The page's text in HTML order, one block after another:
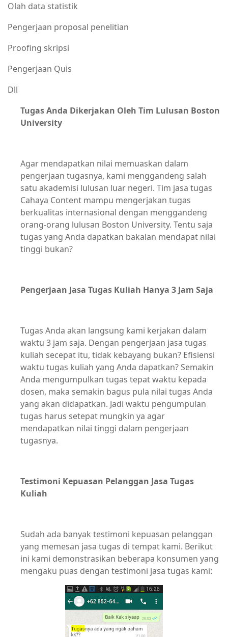
Olah data statistik
Pengerjaan proposal penelitian
Proofing skripsi
Pengerjaan Quis
Dll
Tugas Anda Dikerjakan Oleh Tim Lulusan Boston
University
Agar mendapatkan nilai memuaskan dalam
pengerjaan tugasnya, kami menggandeng salah
satu akademisi lulusan luar negeri. Tim jasa tugas
Cahaya Content mampu mengerjakan tugas
berkualitas internasional dengan menggandeng
orang-orang lulusan Boston University. Tentu saja
tugas yang Anda dapatkan bakalan mendapat nilai
tinggi bukan?
Pengerjaan Jasa Tugas Kuliah Hanya 3 Jam Saja
Tugas Anda akan langsung kami kerjakan dalam
waktu 3 jam saja. Dengan pengerjaan jasa tugas
kuliah secepat itu, tidak kebayang bukan? Efisiensi
waktu tugas kuliah yang Anda dapatkan? Semakin
Anda mengumpulkan tugas tepat waktu kepada
dosen, maka semakin bagus pula nilai tugas Anda
yang akan didapatkan. Jadi waktu pengumpulan
tugas harus setepat mungkin ya agar
mendapatkan nilai tinggi dalam pengerjaan
tugasnya.
Testimoni Kepuasan Pelanggan Jasa Tugas
Kuliah
Sudah ada banyak testimoni kepuasan pelanggan
yang memesan jasa tugas di tempat kami. Berikut
ini kami demonstrasikan beberapa konsumen yang
mengaku puas dengan testimoni jasa tugas kami: